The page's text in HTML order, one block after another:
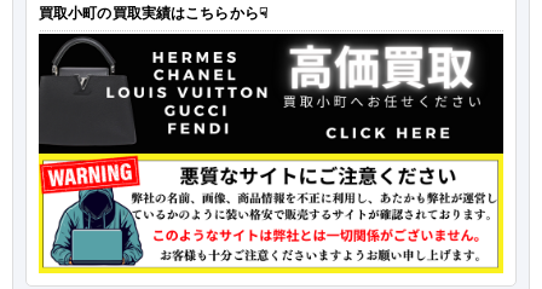
買取小町の買取実績はこちらから☟